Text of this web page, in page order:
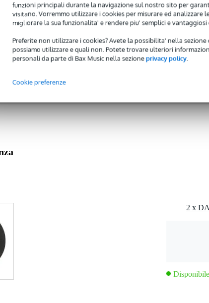
funzioni principali durante la navigazione sul nostro sito per
visitano. Vorremmo utilizzare i cookies per misurare ed
migliorare la sua funzionalita' e rendere piu' semplici e vantaggiosi
Preferite non utilizzare i cookies? Avete la possibilita' nella
possiamo utilizzare e quali non. Potete trovare ulteriori
personali da parte di Bax Music nella sezioneprivacy policy.
Cookie preferenze
not specified
no
9 cm
nero
15 - 15,9 kHz
non specificato
DAP EDCS-8210
8 pollici
volt
pressione sonora (SPL): 97 dB
2 x
Disponibile